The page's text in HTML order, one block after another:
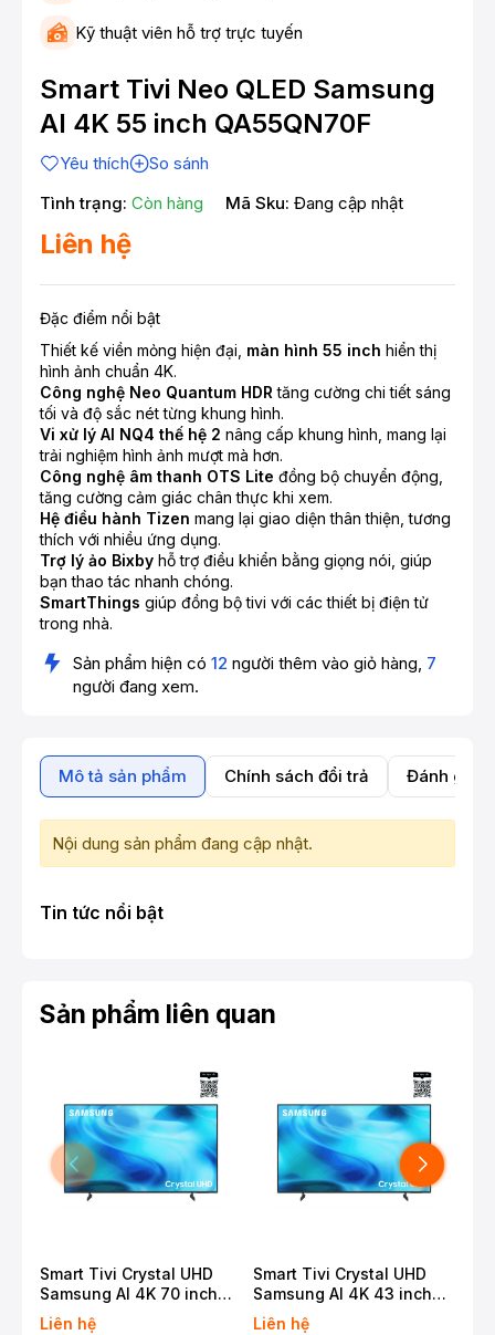
Kỹ thuật viên hỗ trợ trực tuyến
Smart Tivi Neo QLED Samsung
AI 4K 55 inch QA55QN70F
Yêu thích
So sánh
Tình trạng: Còn hàng Mã Sku: Đang cập nhật
Liên hệ
Đặc điểm nổi bật
Thiết kế viền mỏng hiện đại, màn hình 55 inch hiển thị
hình ảnh chuẩn 4K.
Công nghệ Neo Quantum HDRtăng cường chi tiết sáng
tối và độ sắc nét từng khung hình.
Vi xử lý AI NQ4 thế hệ 2 nâng cấp khung hình, mang lại
trải nghiệm hình ảnh mượt mà hơn.
Công nghệ âm thanh OTS Lite đồng bộ chuyển động,
tăng cường cảm giác chân thực khi xem.
Hệ điều hành Tizen mang lại giao diện thân thiện, tương
thích với nhiều ứng dụng.
Trợ lý ảo Bixby hỗ trợ điều khiển bằng giọng nói, giúp
bạn thao tác nhanh chóng.
SmartThings giúp đồng bộ tivi với các thiết bị điện tử
trong nhà.
Sản phẩm hiện có 12 người thêm vào giỏ hàng, 7
người đang xem.
Mô tả sản phẩm Chính sách đổi trả Đánh giá
Nội dung sản phẩm đang cập nhật.
Tin tức nổi bật
Sản phẩm liên quan
Smart Tivi Crystal UHD
Samsung AI 4K 70 inch
UA70U8500H
Liên hệ
Smart Tivi Crystal UHD
Samsung AI 4K 43 inch
UA43U8000H
Liên hệ